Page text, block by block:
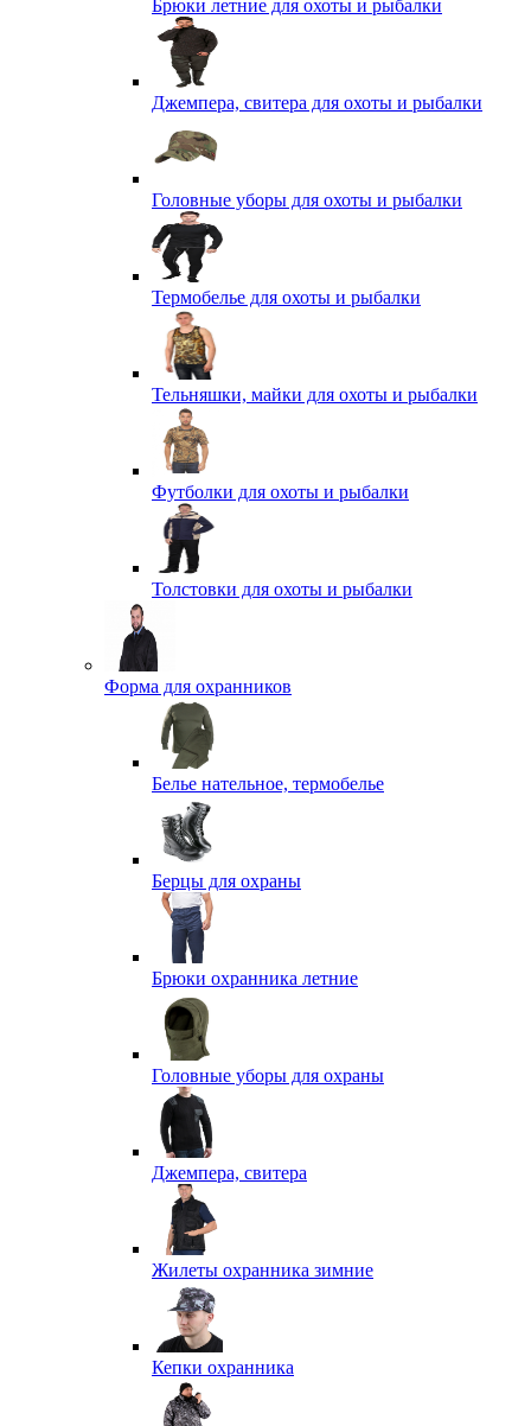
Брюки летние для охоты и рыбалки
Джемпера, свитера для охоты и рыбалки
Головные уборы для охоты и рыбалки
Термобелье для охоты и рыбалки
Тельняшки, майки для охоты и рыбалки
Футболки для охоты и рыбалки
Толстовки для охоты и рыбалки
Форма для охранников
Белье нательное, термобелье
Берцы для охраны
Брюки охранника летние
Головные уборы для охраны
Джемпера, свитера
Жилеты охранника зимние
Кепки охранника